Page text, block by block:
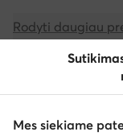
Rodyti daugiau
Mes siekiame